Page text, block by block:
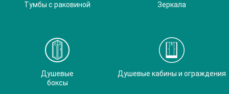
Тумбы с раковиной Зеркала
Душевые
боксы
Душевые кабины и ограждения